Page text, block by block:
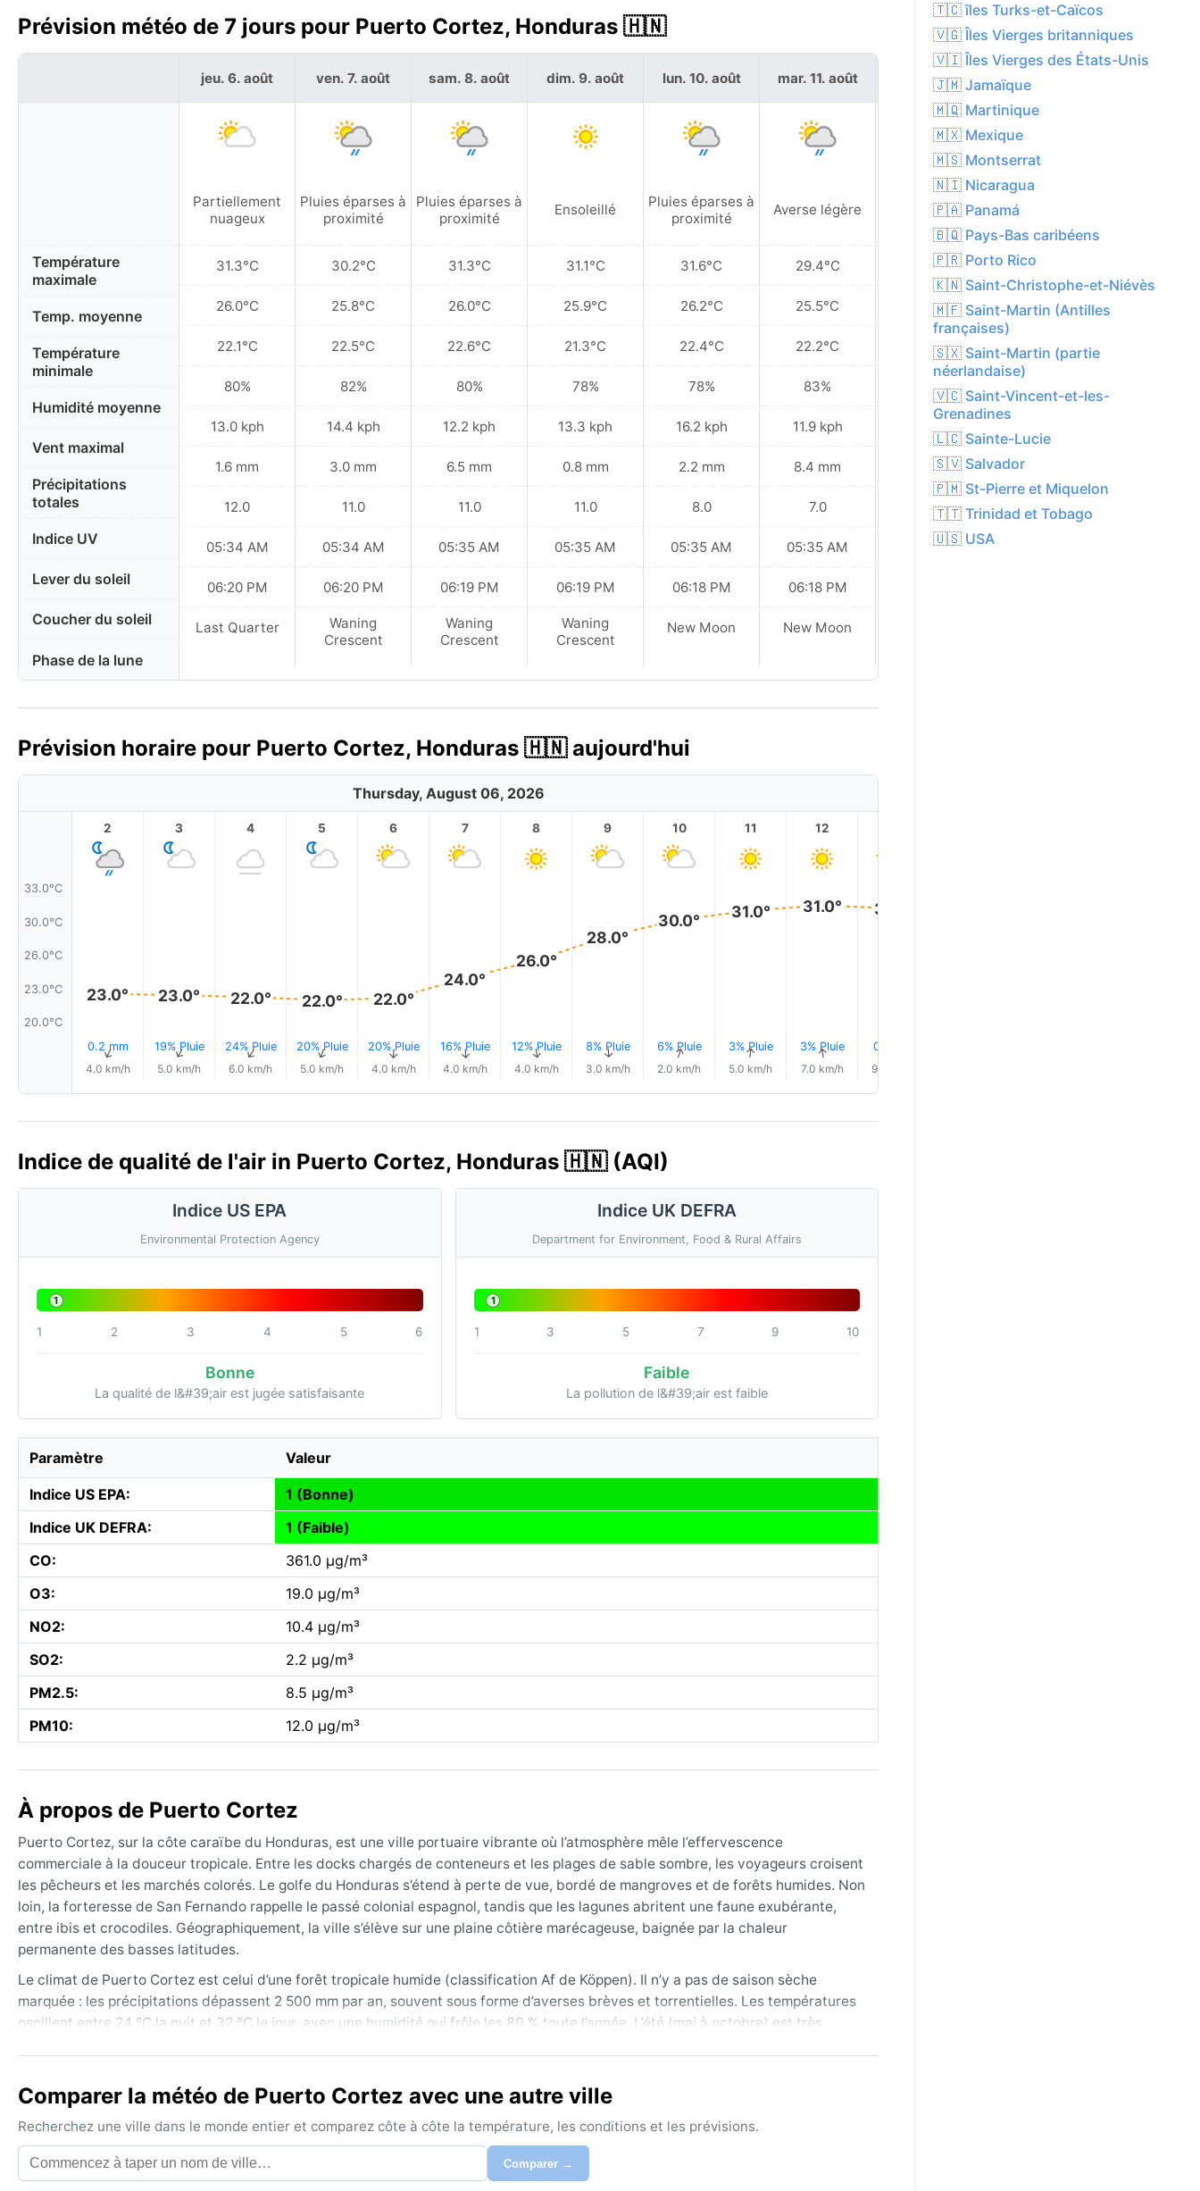
Prévision météo de 7 jours pour Puerto Cortez, Honduras 🇭🇳
Température
maximale
Temp. moyenne
Température
minimale
Humidité moyenne
Vent maximal
Précipitations
totales
Indice UV
Lever du soleil
Coucher du soleil
Phase de la lune
jeu. 6. août
Partiellement
nuageux
31.3°C
26.0°C
22.1°C
80%
13.0 kph
1.6 mm
12.0
05:34 AM
06:20 PM
Last Quarter
ven. 7. août
Pluies éparses à
proximité
30.2°C
25.8°C
22.5°C
82%
14.4 kph
3.0 mm
11.0
05:34 AM
06:20 PM
Waning
Crescent
sam. 8. août
Pluies éparses à
proximité
31.3°C
26.0°C
22.6°C
80%
12.2 kph
6.5 mm
11.0
05:35 AM
06:19 PM
Waning
Crescent
dim. 9. août
Ensoleillé
31.1°C
25.9°C
21.3°C
78%
13.3 kph
0.8 mm
11.0
05:35 AM
06:19 PM
Waning
Crescent
lun. 10. août
Pluies éparses à
proximité
31.6°C
26.2°C
22.4°C
78%
16.2 kph
2.2 mm
8.0
05:35 AM
06:18 PM
New Moon
mar. 11. août
Averse légère
29.4°C
25.5°C
22.2°C
83%
11.9 kph
8.4 mm
7.0
05:35 AM
06:18 PM
New Moon
mer. 12. août
Pluies éparses à
proximité
29.6°C
25.5°C
22.2°C
84%
4.8 mm
7.0
05:35 AM
Prévision horaire pour Puerto Cortez, Honduras 🇭🇳 aujourd'hui
Thursday, August 06, 2026
33.0°C
30.0°C
26.0°C
23.0°C
20.0°C
2
23.0°
0.2 mm
↑
4.0 km/h
3
23.0°
19% Pluie
↑
5.0 km/h
4
22.0°
24% Pluie
↑
6.0 km/h
5
22.0°
20% Pluie
↑
5.0 km/h
6
22.0°
20% Pluie
↑
4.0 km/h
7
24.0°
16% Pluie
↑
4.0 km/h
8
26.0°
12% Pluie
↑
4.0 km/h
9
28.0°
8% Pluie
↑
3.0 km/h
10
30.0°
6% Pluie
↑
2.0 km/h
11
31.0°
3% Pluie
↑
5.0 km/h
12
31.0°
3% Pluie
↑
7.0 km/h
31.0°
0.3 mm
9.0 km/h
Indice de qualité de l'air in Puerto Cortez, Honduras 🇭🇳 (AQI)
Indice US EPA
Environmental Protection Agency
1
1 2 3 4 5 6
Bonne
La qualité de l&#39;air est jugée satisfaisante
Indice UK DEFRA
Department for Environment, Food & Rural Affairs
1
1 3 5 7 9 10
Faible
La pollution de l&#39;air est faible
Paramètre Valeur
Indice US EPA:
1 (Bonne)
Indice UK DEFRA:
1 (Faible)
CO:
361.0 µg/m³
O3:
19.0 µg/m³
NO2:
10.4 µg/m³
SO2:
2.2 µg/m³
PM2.5:
8.5 µg/m³
PM10:
12.0 µg/m³
À propos de Puerto Cortez
Puerto Cortez, sur la côte caraïbe du Honduras, est une ville portuaire vibrante où l’atmosphère mêle l’effervescence
commerciale à la douceur tropicale. Entre les docks chargés de conteneurs et les plages de sable sombre, les voyageurs croisent
les pêcheurs et les marchés colorés. Le golfe du Honduras s’étend à perte de vue, bordé de mangroves et de forêts humides. Non
loin, la forteresse de San Fernando rappelle le passé colonial espagnol, tandis que les lagunes abritent une faune exubérante,
entre ibis et crocodiles. Géographiquement, la ville s’élève sur une plaine côtière marécageuse, baignée par la chaleur
permanente des basses latitudes.
Le climat de Puerto Cortez est celui d’une forêt tropicale humide (classification Af de Köppen). Il n’y a pas de saison sèche
marquée : les précipitations dépassent 2 500 mm par an, souvent sous forme d’averses brèves et torrentielles. Les températures
oscillent entre 24 °C la nuit et 32 °C le jour, avec une humidité qui frôle les 80 % toute l’année. L’été (mai à octobre) est très
restent chaudes, un simple drap suffit.
Le meilleur moment pour visiter Puerto Cortez est de février à avril, quand les averses sont un peu moins fréquentes et le ciel plus
souvent dégagé. En revanche, de juin à novembre, la ville entre dans la saison des ouragans : ces puissantes tempêtes tropicales
peuvent frapper la côte hondurienne, apportant vents violents et inondations. Un autre phénomène notable, les « nortes » – vents
froids venus du nord – soufflent parfois en décembre et janvier, rendant l’air plus sec et les nuits plus fraîches. Malgré ces
Comparer la météo de Puerto Cortez avec une autre ville
Recherchez une ville dans le monde entier et comparez côte à côte la température, les conditions et les prévisions.
Comparer →
🇹🇨 îles Turks-et-Caïcos
🇻🇬 Îles Vierges britanniques
🇻🇮 Îles Vierges des États-Unis
🇯🇲 Jamaïque
🇲🇶 Martinique
🇲🇽 Mexique
🇲🇸 Montserrat
🇳🇮 Nicaragua
🇵🇦 Panamá
🇧🇶 Pays-Bas caribéens
🇵🇷 Porto Rico
🇰🇳 Saint-Christophe-et-Niévès
🇲🇫 Saint-Martin (Antilles
françaises)
🇸🇽 Saint-Martin (partie
néerlandaise)
🇻🇨 Saint-Vincent-et-les-
Grenadines
🇱🇨 Sainte-Lucie
🇸🇻 Salvador
🇵🇲 St-Pierre et Miquelon
🇹🇹 Trinidad et Tobago
🇺🇸 USA